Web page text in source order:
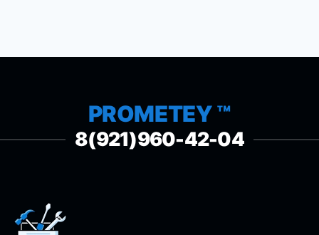
PROMETEY ™
8(921)960-42-04